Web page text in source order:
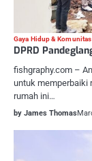
Gaya Hidup & Komunitas
DPRD
fishgraphy.com –
untuk memperbaiki
rumah ini…
by James Thomas